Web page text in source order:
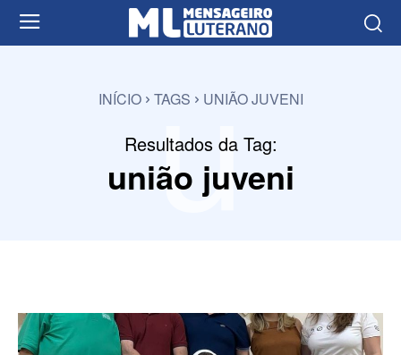
INÍCIO TAGS UNIÃO JUVENI
Resultados da Tag:
união juveni
u